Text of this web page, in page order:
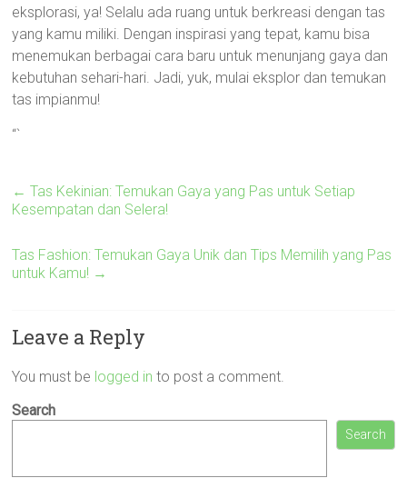
eksplorasi, ya! Selalu ada ruang untuk berkreasi dengan tas
yang kamu miliki. Dengan inspirasi yang tepat, kamu bisa
menemukan berbagai cara baru untuk menunjang gaya dan
kebutuhan sehari-hari. Jadi, yuk, mulai eksplor dan temukan
tas impianmu!
“`
← Tas Kekinian: Temukan Gaya yang Pas untuk Setiap
Kesempatan dan Selera!
Tas Fashion: Temukan Gaya Unik dan Tips Memilih yang Pas
untuk Kamu! →
Leave a Reply
You must be logged in to post a comment.
Search
Search